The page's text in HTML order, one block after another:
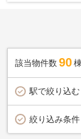
該当物件数 90棟
駅で絞り込む
絞り込み条件